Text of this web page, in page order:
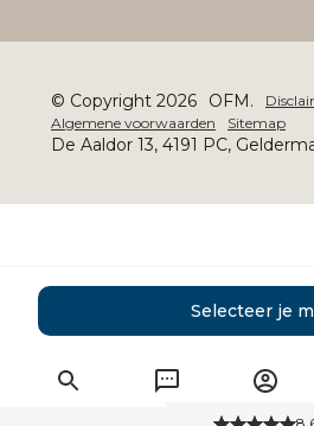
Selecteer je
© Copyright 2026 OFM.
Algemene voorwaarden
Sitemap
De Aaldor 13, 4191 PC,